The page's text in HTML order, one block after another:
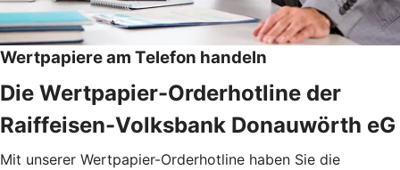
Wertpapiere am Telefon handeln
Die Wertpapier-Orderhotline der
Raiffeisen-Volksbank Donauwörth eG
Mit unserer Wertpapier-Orderhotline haben Sie die